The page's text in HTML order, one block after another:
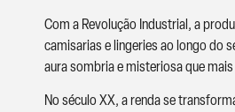
Com a Revolução Industrial, a
camisarias e lingeries ao longo do
aura sombria e misteriosa que
No século XX, a renda se